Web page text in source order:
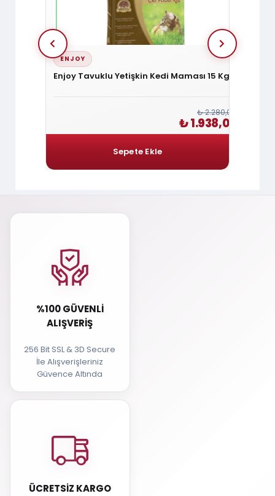
ENJOY
Enjoy Tavuklu Yetişkin Kedi Maması 15 Kg
₺ 2.280,00
₺ 1.938,00
%100 GÜVENLI
ALIŞVERIŞ
256 Bit SSL & 3D Secure
İle Alışverişleriniz
Güvence Altında
ÜCRETSIZ KARGO